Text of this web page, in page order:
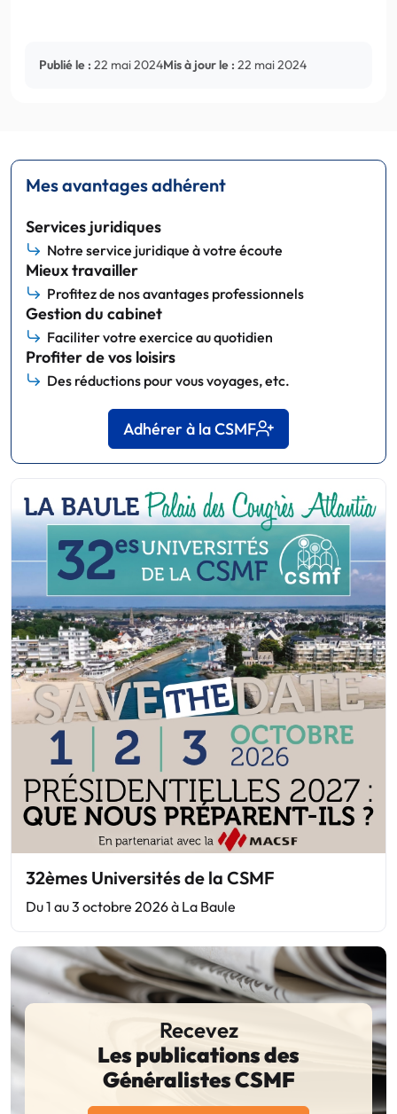
Publié le : 22 mai 2024Mis à jour le : 22 mai 2024
Mes avantages adhérent
Services juridiques
Notre service juridique à votre écoute
Mieux travailler
Profitez de nos avantages professionnels
Gestion du cabinet
Faciliter votre exercice au quotidien
Profiter de vos loisirs
Des réductions pour vous voyages, etc.
Adhérer à la CSMF
32èmes Universités de la CSMF
Du 1 au 3 octobre 2026 à La Baule
Recevez
Les publications des
Généralistes CSMF